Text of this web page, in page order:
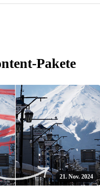
Pakete
21. Nov. 2024